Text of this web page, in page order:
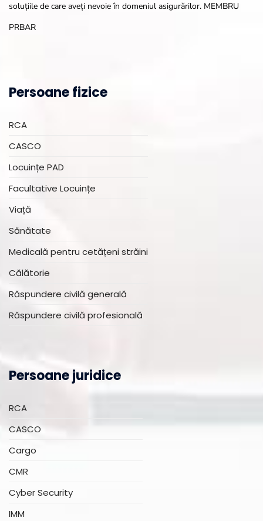
soluțiile de care aveți nevoie în domeniul asigurărilor. MEMBRU
PRBAR
Persoane fizice
RCA
CASCO
Locuințe PAD
Facultative Locuințe
Viață
Sănătate
Medicală pentru cetățeni străini
Călătorie
Răspundere civilă generală
Răspundere civilă profesională
Persoane juridice
RCA
CASCO
Cargo
CMR
Cyber Security
IMM